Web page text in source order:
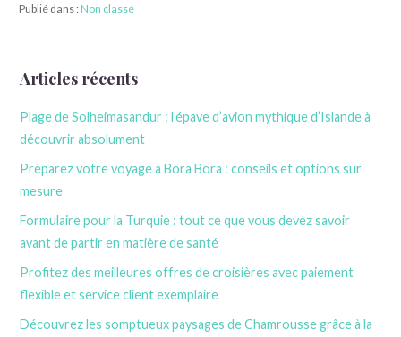
Publié dans :Non classé
Articles récents
Plage de Solheimasandur : l’épave d’avion mythique d’Islande à
découvrir absolument
Préparez votre voyage à Bora Bora : conseils et options sur
mesure
Formulaire pour la Turquie : tout ce que vous devez savoir
avant de partir en matière de santé
Profitez des meilleures offres de croisières avec paiement
flexible et service client exemplaire
Découvrez les somptueux paysages de Chamrousse grâce à la